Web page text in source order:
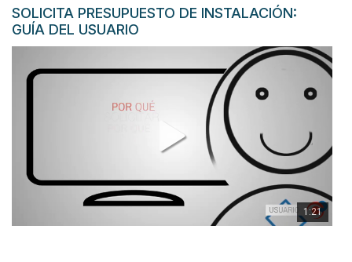
SOLICITA PRESUPUESTO DE INSTALACIÓN:
GUÍA DEL USUARIO
1:21